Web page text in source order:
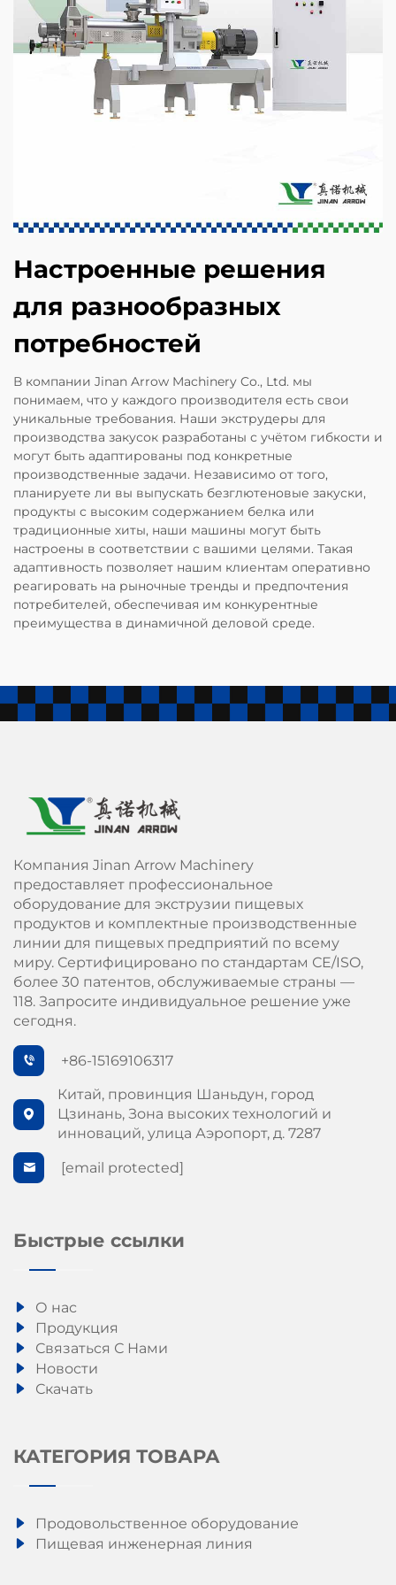
Настроенные решения
для разнообразных
потребностей
В компании Jinan Arrow Machinery Co., Ltd. мы
понимаем, что у каждого производителя есть свои
уникальные требования. Наши экструдеры для
производства закусок разработаны с учётом гибкости и
могут быть адаптированы под конкретные
производственные задачи. Независимо от того,
планируете ли вы выпускать безглютеновые закуски,
продукты с высоким содержанием белка или
традиционные хиты, наши машины могут быть
настроены в соответствии с вашими целями. Такая
адаптивность позволяет нашим клиентам оперативно
реагировать на рыночные тренды и предпочтения
потребителей, обеспечивая им конкурентные
преимущества в динамичной деловой среде.
Компания Jinan Arrow Machinery
предоставляет профессиональное
оборудование для экструзии пищевых
продуктов и комплектные производственные
линии для пищевых предприятий по всему
миру. Сертифицировано по стандартам СЕ/ISO,
более 30 патентов, обслуживаемые страны —
118. Запросите индивидуальное решение уже
сегодня.
+86-15169106317
Китай, провинция Шаньдун, город
Цзинань, Зона высоких технологий и
инноваций, улица Аэропорт, д. 7287
[email protected]
Быстрые ссылки
О нас
Продукция
Связаться С Нами
Новости
Скачать
КАТЕГОРИЯ ТОВАРА
Продовольственное оборудование
Пищевая инженерная линия